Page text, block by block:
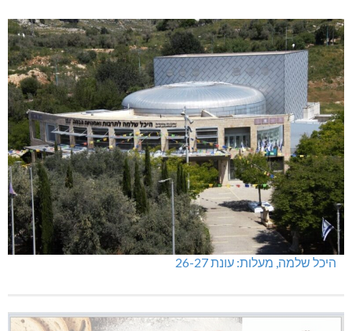
היכל שלמה, מעלות: עונת 26-27